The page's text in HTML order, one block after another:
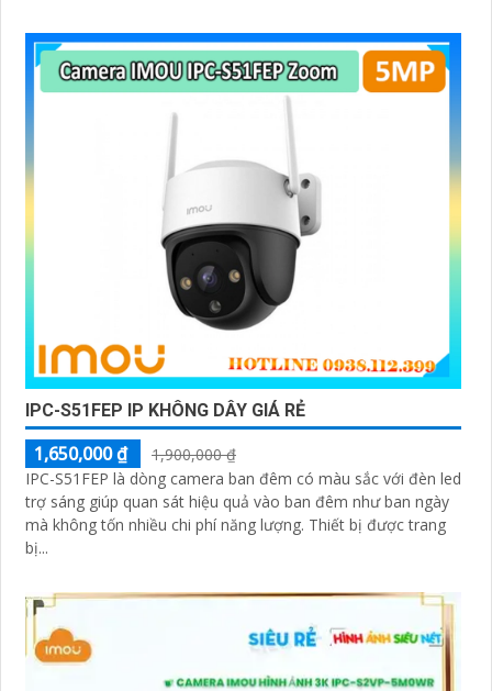
IPC-S51FEP IP KHÔNG DÂY GIÁ RẺ
1,650,000 ₫
1,900,000 ₫
IPC-S51FEP là dòng camera ban đêm có màu sắc với đèn led
trợ sáng giúp quan sát hiệu quả vào ban đêm như ban ngày
mà không tốn nhiều chi phí năng lượng. Thiết bị được trang
bị...